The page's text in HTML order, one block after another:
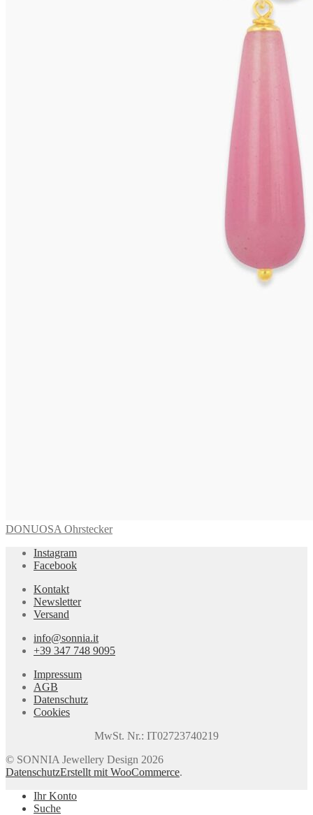
DONUOSA Ohrstecker
Instagram
Facebook
Kontakt
Newsletter
Versand
info@sonnia.it
+39 347 748 9095
Impressum
AGB
Datenschutz
Cookies
MwSt. Nr.: IT02723740219
© SONNIA Jewellery Design 2026
DatenschutzErstellt mit WooCommerce.
Ihr Konto
Suche